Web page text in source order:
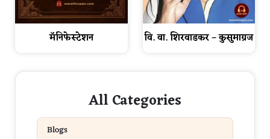
मॅनिफेस्टेशन वि. वा. शिरवाडकर – कुसुमाग्रज
All Categories
Blogs